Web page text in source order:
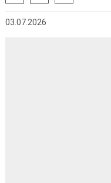
03.07.2026